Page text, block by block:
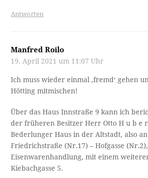
Antworten
Manfred Roilo
19. April 2021 um 11:07 Uhr
Ich muss wieder einmal ‚fremd‘ gehen
Hötting mitmischen!
Über das Haus Innstraße 9 kann ich
der früheren Besitzer Herr Otto H u b e
Bederlunger Haus in der Altstadt, also
Friedrichstraße (Nr.17) – Hofgasse
Eisenwarenhandlung, mit einem
Kiebachgasse 5.